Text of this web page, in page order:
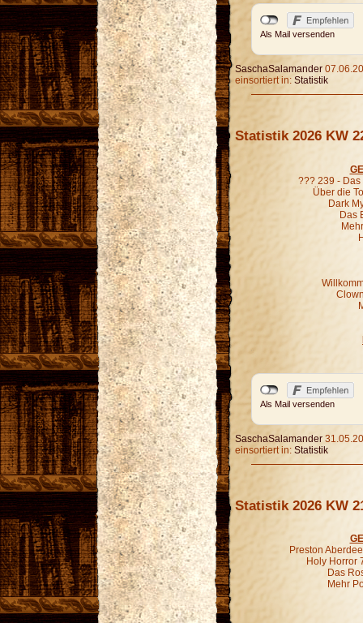
Als Mail versenden
SaschaSalamander
einsortiert in: Statistik
Statistik 2026 KW
??? 239 -
Über die
Dark
Das
Als Mail versenden
SaschaSalamander
einsortiert in: Statistik
Statistik 2026 KW
Preston
Holy Horror
Das
Mehr